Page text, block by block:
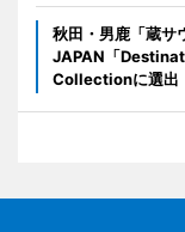
秋田・男鹿「蔵サ
JAPAN「
Collectionに選出